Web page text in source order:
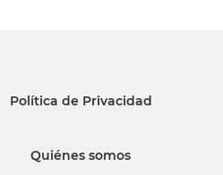
Política de Privacidad
Quiénes somos